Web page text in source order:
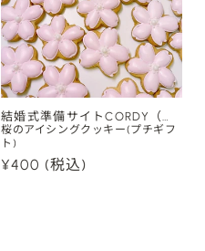
販
売
結婚式準備サイトCORDY（コ
ーディ）
桜のアイシングクッキー(プチギフ
ト)
通
¥400 (税込)